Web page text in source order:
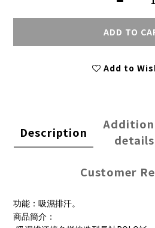
ADD TO
Add to
Description
details
Customer
功能：吸濕排汗。
商品簡介：